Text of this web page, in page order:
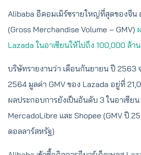
Alibaba อีคอมเมิร์ซรายใหญ่ที่สุดของจีน
(Gross Merchandise Volume – GMV)
Lazada ในอาเซียนให้ไปถึง 100,000 ล้า
บริษัทรายงานว่า เดือนกันยายน ปี 2563
2564 มูลค่า GMV ของ Lazada อยู่ที่
ผลประกอบการยังเป็นอันดับ 3 ในอาเซียน
MercadoLibre และ Shopee (GMV ปี
ดอลลาร์สหรัฐ)